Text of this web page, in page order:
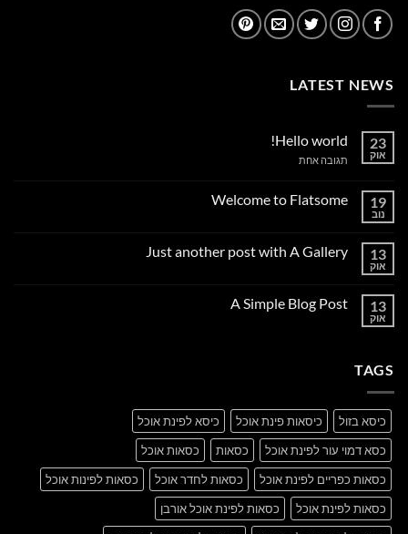
LATEST NEWS
23
אוק
Hello world!
תגובה אחתעל
19
נוב
Welcome to Flatsome
Welcome
13
אוק
Just another post with A Gallery
Just
13
אוק
A Simple Blog Post
TAGS
כיסא בזול כיסאות פינת אוכל
כיסא לפינת אוכל
כסא דמוי עור לפינת אוכל
כסאות
כסאות אוכל
כסאות כפריים לפינת אוכל
כסאות לחדר אוכל
כסאות לפינות אוכל
כסאות לפינת אוכל
כסאות לפינת אוכל אורבן